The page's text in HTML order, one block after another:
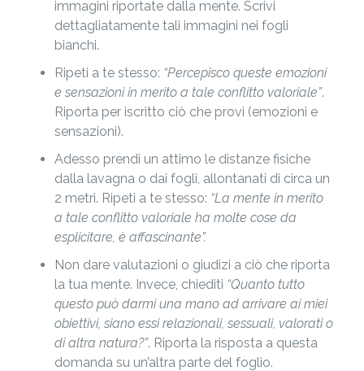
immagini riportate dalla mente. Scrivi
dettagliatamente tali immagini nei fogli
bianchi.
Ripeti a te stesso: “Percepisco queste emozioni
e sensazioni in merito a tale conflitto valoriale”.
Riporta per iscritto ciò che provi (emozioni e
sensazioni).
Adesso prendi un attimo le distanze fisiche
dalla lavagna o dai fogli, allontanati di circa un
2 metri. Ripeti a te stesso: “La mente in merito
a tale conflitto valoriale ha molte cose da
esplicitare, è affascinante”.
Non dare valutazioni o giudizi a ciò che riporta
la tua mente. Invece, chiediti “Quanto tutto
questo può darmi una mano ad arrivare ai miei
obiettivi, siano essi relazionali, sessuali, valorati o
di altra natura?”. Riporta la risposta a questa
domanda su un’altra parte del foglio.